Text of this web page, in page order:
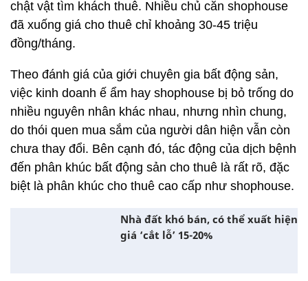
Cũng theo ghi nhận của Dân trí, một số căn
shophouse The Manor Central Park (Hoàng Mai, Hà
chật vật tìm khách thuê. Nhiều chủ căn shophouse
đã xuống giá cho thuê chỉ khoảng 30-45 triệu